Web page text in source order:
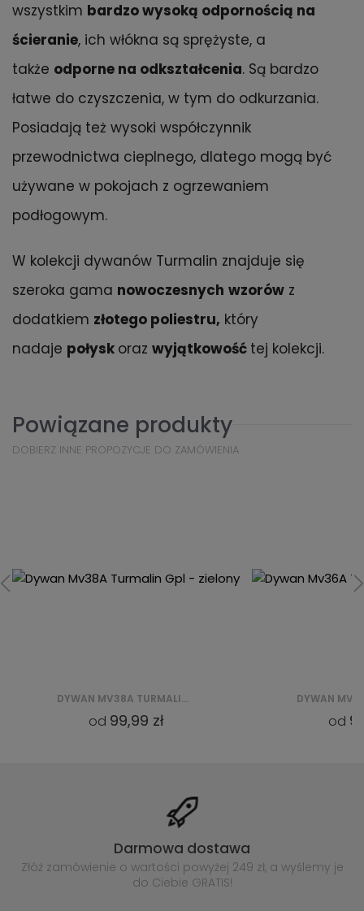
wszystkim bardzo wysoką odpornością na
ścieranie, ich włókna są sprężyste, a
także odporne na odkształcenia. Są bardzo
łatwe do czyszczenia, w tym do odkurzania.
Posiadają też wysoki współczynnik
przewodnictwa cieplnego, dlatego mogą być
używane w pokojach z ogrzewaniem
podłogowym.
W kolekcji dywanów Turmalin znajduje się
szeroka gama nowoczesnych wzorów z
dodatkiem złotego poliestru, który
nadaje połysk oraz wyjątkowość tej kolekcji.
Powiązane produkty
DOBIERZ INNE PROPOZYCJE DO ZAMÓWIENIA
DYWAN MV38A TURMALIN GPL - ZIELONY
99,99 zł 99,99
Darmowa dostawa
Złóż zamówienie o wartości powyżej 249 zł, a wyślemy je
do Ciebie GRATIS!